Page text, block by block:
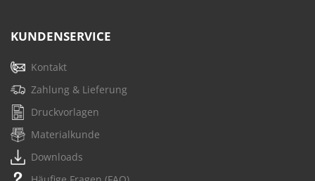
KUNDENSERVICE
Kontakt
Zahlung & Lieferung
Druckvorlagen
Materialkunde
Downloads